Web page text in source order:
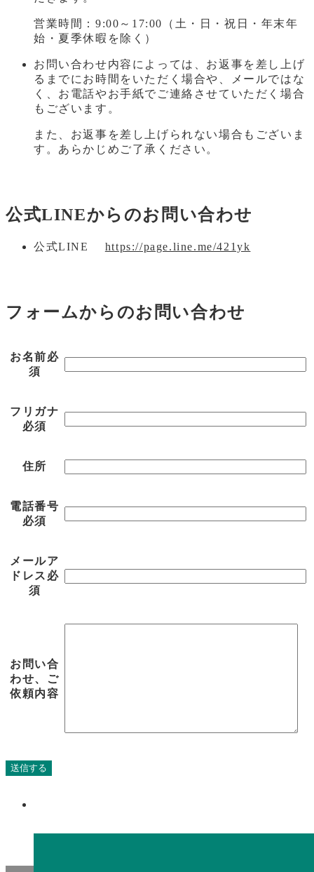
営業時間：9:00～17:00（土・日・祝日・年末年
始・夏季休暇を除く）
お問い合わせ内容によっては、お返事を差し上げ
るまでにお時間をいただく場合や、メールではな
く、お電話やお手紙でご連絡させていただく場合
もございます。
また、お返事を差し上げられない場合もございま
す。あらかじめご了承ください。
公式LINEからのお問い合わせ
公式LINE https://page.line.me/421yk
フォームからのお問い合わせ
お名前必
須
フリガナ
必須
住所
電話番号
必須
メールア
ドレス 必
須
お問い合
わせ、ご
依頼内容